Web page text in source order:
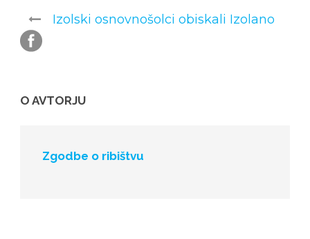
Izolski osnovnošolci obiskali Izolano
O AVTORJU
Zgodbe o ribištvu